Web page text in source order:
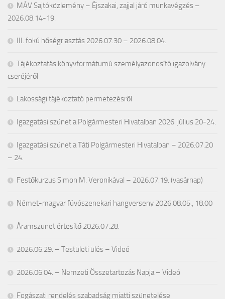
MÁV Sajtóközlemény – Éjszakai, zajjal járó munkavégzés –
2026.08.14-19.
III. fokú hőségriasztás 2026.07.30 – 2026.08.04.
Tájékoztatás könyvformátumú személyazonosító igazolvány
cseréjéről
Lakossági tájékoztató permetezésről
Igazgatási szünet a Polgármesteri Hivatalban 2026. július 20-24.
Igazgatási szünet a Táti Polgármesteri Hivatalban – 2026.07.20
– 24.
Festőkurzus Simon M. Veronikával – 2026.07.19. (vasárnap)
Német-magyar fúvószenekari hangverseny 2026.08.05., 18.00
Áramszünet értesítő 2026.07.28.
2026.06.29. – Testületi ülés – Videó
2026.06.04. – Nemzeti Összetartozás Napja – Videó
Fogászati rendelés szabadság miatti szünetelése